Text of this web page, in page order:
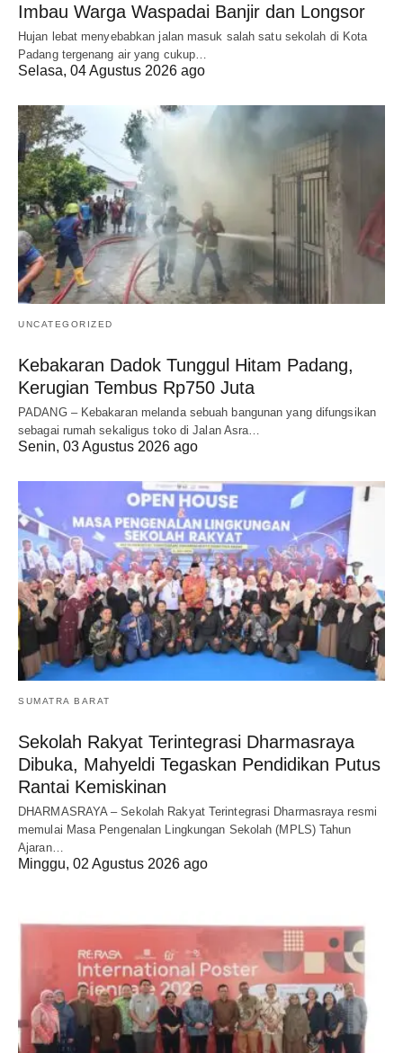
Imbau Warga Waspadai Banjir dan Longsor
Hujan lebat menyebabkan jalan masuk salah satu sekolah di Kota
Padang tergenang air yang cukup…
Selasa, 04 Agustus 2026 ago
UNCATEGORIZED
Kebakaran Dadok Tunggul Hitam Padang,
Kerugian Tembus Rp750 Juta
PADANG – Kebakaran melanda sebuah bangunan yang difungsikan
sebagai rumah sekaligus toko di Jalan Asra…
Senin, 03 Agustus 2026 ago
SUMATRA BARAT
Sekolah Rakyat Terintegrasi Dharmasraya
Dibuka, Mahyeldi Tegaskan Pendidikan Putus
Rantai Kemiskinan
DHARMASRAYA – Sekolah Rakyat Terintegrasi Dharmasraya resmi
memulai Masa Pengenalan Lingkungan Sekolah (MPLS) Tahun
Ajaran…
Minggu, 02 Agustus 2026 ago